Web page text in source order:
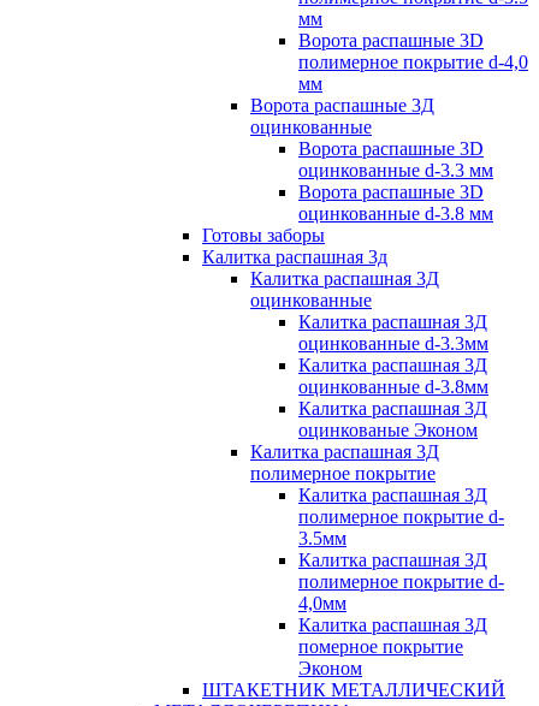
мм
Ворота распашные 3D
полимерное покрытие d-4,0
мм
Ворота распашные 3Д
оцинкованные
Ворота распашные 3D
оцинкованные d-3.3 мм
Ворота распашные 3D
оцинкованные d-3.8 мм
Готовы заборы
Калитка распашная 3д
Калитка распашная 3Д
оцинкованные
Калитка распашная 3Д
оцинкованные d-3.3мм
Калитка распашная 3Д
оцинкованные d-3.8мм
Калитка распашная 3Д
оцинкованые Эконом
Калитка распашная 3Д
полимерное покрытие
Калитка распашная 3Д
полимерное покрытие d-
3.5мм
Калитка распашная 3Д
полимерное покрытие d-
4,0мм
Калитка распашная 3Д
померное покрытие
Эконом
ШТАКЕТНИК МЕТАЛЛИЧЕСКИЙ